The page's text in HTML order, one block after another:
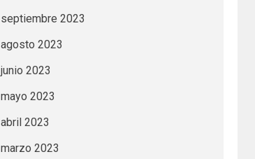
septiembre 2023
agosto 2023
junio 2023
mayo 2023
abril 2023
marzo 2023